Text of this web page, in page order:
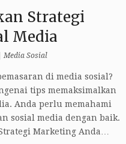
Strategi
Media
Media Sosial
di media sosial?
tips memaksimalkan
Anda perlu memahami
sosial media dengan baik.
Marketing Anda…